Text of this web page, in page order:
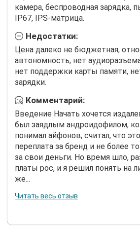
камера, беспроводная зарядка,
IP67, IPS-матрица.
Недостатки:
Цена далеко не бюджетная,
автономность, нет
нет поддержки карты памяти,
зарядки.
Комментарий:
Введение Начать хочется
был заядлым андроидофилом,
понимал айфонов, считал, что
переплата за бренд и не более
за свои деньги. Но время шло,
платы рос, и я решил понять на
же...
Читать весь отзыв